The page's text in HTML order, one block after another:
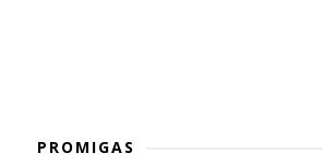
PROMIGAS